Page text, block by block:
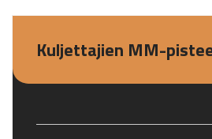
Kuljettajien MM-